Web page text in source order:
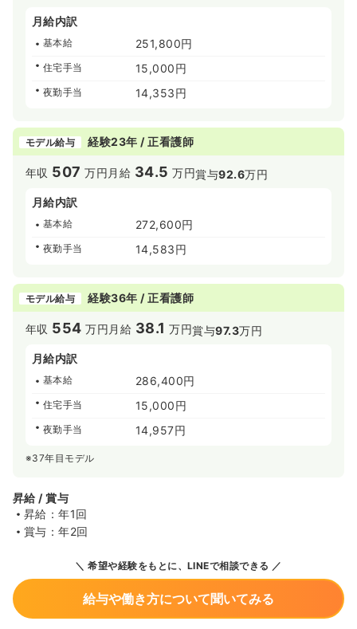
月給内訳
基本給 251,800円
住宅手当 15,000円
夜勤手当 14,353円
モデル給与 経験23年 / 正看護師
年収 507 万円 月給 34.5 万円賞与92.6万円
月給内訳
基本給 272,600円
夜勤手当 14,583円
モデル給与 経験36年 / 正看護師
年収 554 万円 月給 38.1 万円賞与97.3万円
月給内訳
基本給 286,400円
住宅手当 15,000円
夜勤手当 14,957円
※37年目モデル
昇給 / 賞与
昇給：年1回
賞与：年2回
希望や経験をもとに、LINEで相談できる
給与や働き方について聞いてみる